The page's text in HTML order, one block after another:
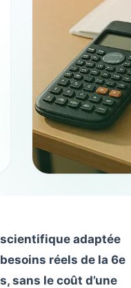
adaptée
réels de la 6e
sans le coût d’une